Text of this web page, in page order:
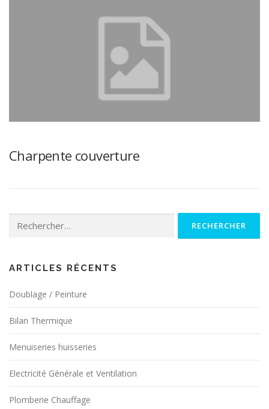
Charpente couverture
ARTICLES RÉCENTS
Doublage / Peinture
Bilan Thermique
Menuiseries huisseries
Electricité Générale et Ventilation
Plomberie Chauffage